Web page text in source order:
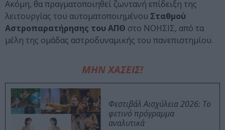
Ακόμη, θα πραγματοποιηθεί ζωντανή επίδειξη της
λειτουργίας του αυτοματοποιημένου Σταθμού
Αστροπαρατήρησης του ΑΠΘ στο ΝΟΗΣΙΣ, από τα
μέλη της ομάδας αστροδυναμικής του πανεπιστημίου.
ΜΗΝ ΧΑΣΕΙΣ!
Φεστιβάλ Αισχύλεια 2026: Το
φετινό πρόγραμμα
αναλυτικά